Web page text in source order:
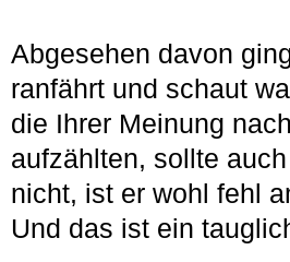
Abgesehen davon
ranfährt und schaut
die Ihrer Meinung
aufzählten, sollte
nicht, ist er wohl fehl
Und das ist ein